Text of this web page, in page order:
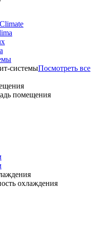
системыПосмотреть все
помещения
охлаждения